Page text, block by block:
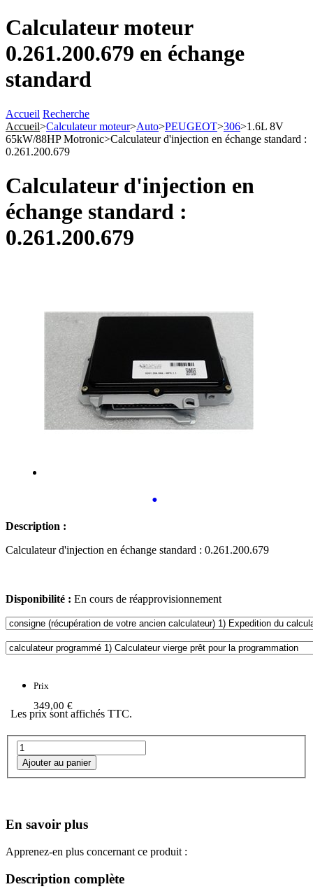
Calculateur moteur
0.261.200.679 en échange
standard
Accueil Recherche
Accueil>Calculateur moteur>Auto>PEUGEOT>306>1.6L 8V
65kW/88HP Motronic>Calculateur d'injection en échange standard :
0.261.200.679
Calculateur d'injection en
échange standard :
0.261.200.679
•
Description :
Calculateur d'injection en échange standard : 0.261.200.679
Disponibilité : En cours de réapprovisionnement
Prix
349,00 €
Les prix sont affichés TTC.
En savoir plus
Apprenez-en plus concernant ce produit :
Description complète